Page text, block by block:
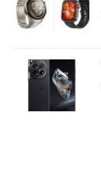
MJUKVARA